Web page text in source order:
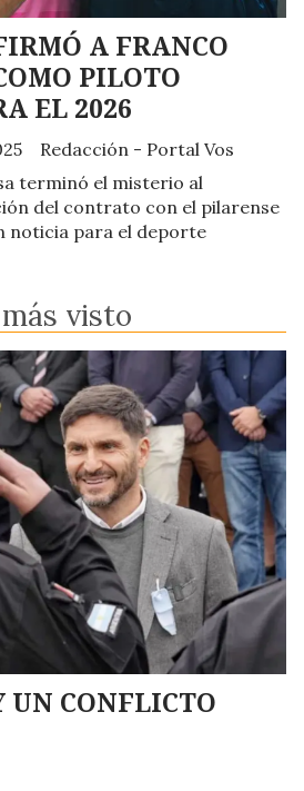
A FRANCO
PILOTO
EL 2026
Redacción - Portal Vos
terminó el misterio al
del contrato con el pilarense
noticia para el deporte
visto
UN CONFLICTO